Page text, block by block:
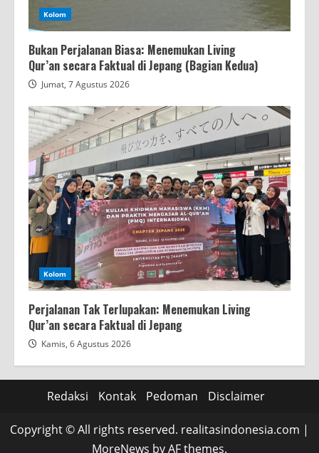
Kolom
Bukan Perjalanan Biasa: Menemukan Living
Qur’an secara Faktual di Jepang (Bagian Kedua)
Jumat, 7 Agustus 2026
Kolom
Perjalanan Tak Terlupakan: Menemukan Living
Qur’an secara Faktual di Jepang
Kamis, 6 Agustus 2026
Redaksi Kontak Pedoman Disclaimer
Copyright © All rights reserved. realitasindonesia.com |
MoreNews by AF themes.